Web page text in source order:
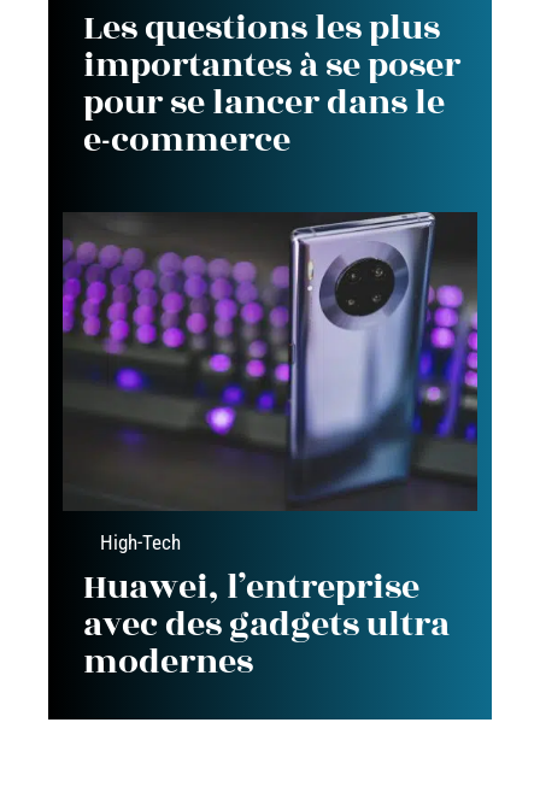
Les questions les plus
importantes à se poser
pour se lancer dans le
e-commerce
High-Tech
Huawei, l’entreprise
avec des gadgets ultra
modernes